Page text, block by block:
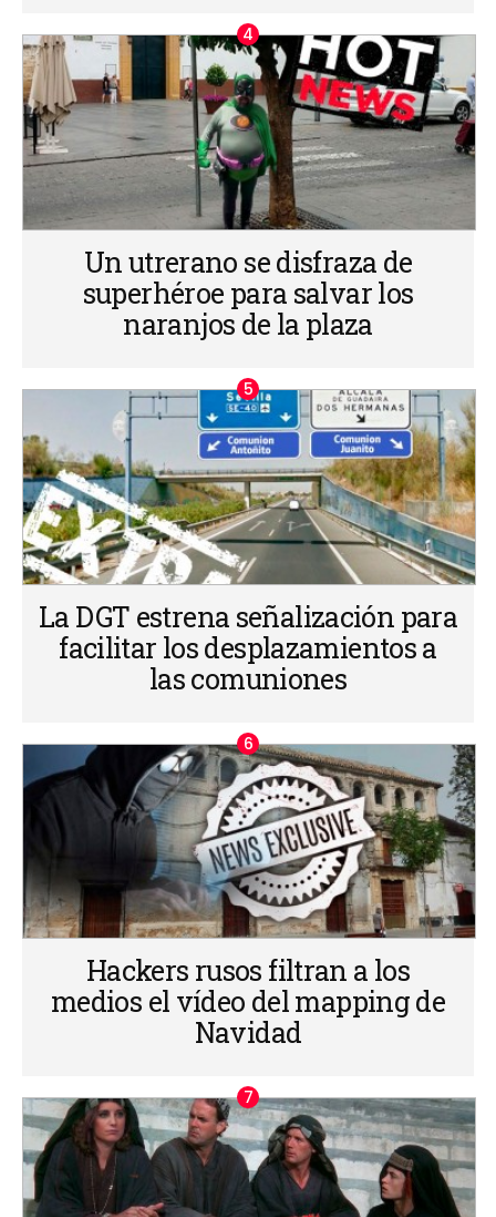
Un utrerano se disfraza de
superhéroe para salvar los
naranjos de la plaza
La DGT estrena señalización para
facilitar los desplazamientos a
las comuniones
Hackers rusos filtran a los
medios el vídeo del mapping de
Navidad